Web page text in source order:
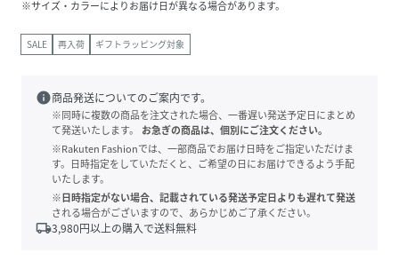
※サイズ・カラーによりお届け日が異なる場合があります。
SALE 再入荷 ギフトラッピング対象
info商品発送についてのご案内です。
※同時に複数の商品を注文された場合、一番遅い発送予定日にまとめ
て発送いたします。
お急ぎの商品は、個別にご注文ください。
※Rakuten Fashionでは、一部商品でお届け日時をご指定いただけま
す。日時指定をしていただくと、ご希望の日にお届けできるよう手配
いたします。
※日時指定がない場合、記載されている発送予定日よりも遅れて発送
される場合がございますので、あらかじめご了承ください。
local_shipping3,980円以上の購入で送料無料